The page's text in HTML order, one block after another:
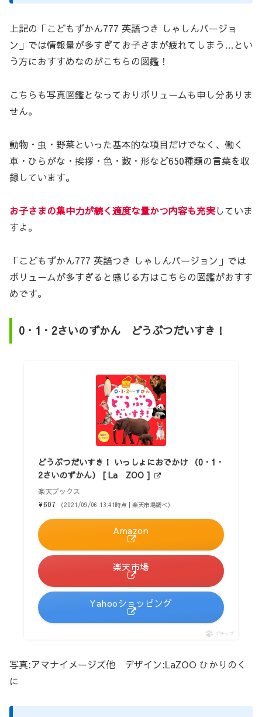
上記の「こどもずかん777 英語つき しゃしんバージョ
ン」では情報量が多すぎてお子さまが疲れてしまう…とい
う方におすすめなのがこちらの図鑑！
こちらも写真図鑑となっておりボリュームも申し分ありま
せん。
動物・虫・野菜といった基本的な項目だけでなく、働く
車・ひらがな・挨拶・色・数・形など650種類の言葉を収
録しています。
お子さまの集中力が続く適度な量かつ内容も充実していま
すよ。
「こどもずかん777 英語つき しゃしんバージョン」では
ボリュームが多すぎると感じる方はこちらの図鑑がおすす
めです。
0・1・2さいのずかん どうぶつだいすき！
どうぶつだいすき！ いっしょにおでかけ （0・1・
2さいのずかん） [ La ZOO ]
楽天ブックス
¥607
（2021/09/06 13:41時点 | 楽天市場調べ）
Amazon
楽天市場
Yahooショッピング
ポチップ
写真:アマナイメージズ他 デザイン:LaZOO ひかりのく
に